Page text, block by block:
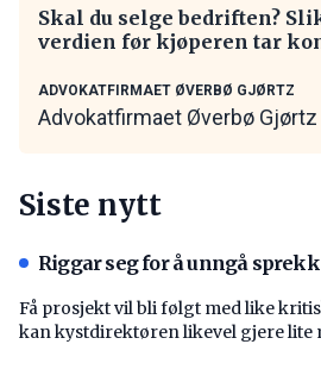
Skal du selge bedriften?
verdien før kjøperen tar
ADVOKATFIRMAET ØVERBØ GJØRTZ
Advokatfirmaet Øverbø Gjørtz
Siste nytt
Riggar seg for å unngå
Få prosjekt vil bli følgt med like
kan kystdirektøren likevel gjere lite